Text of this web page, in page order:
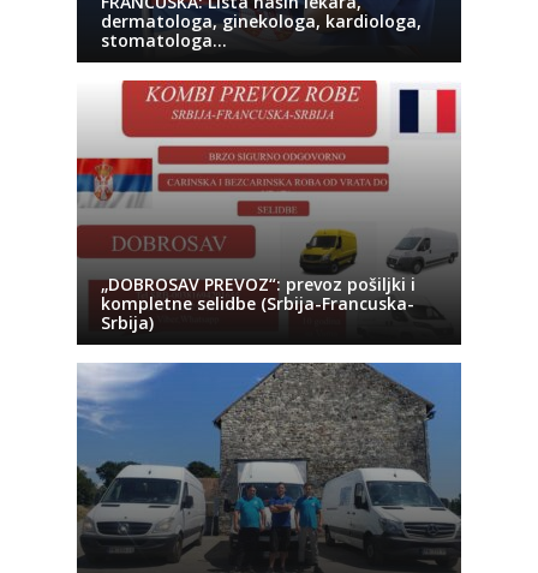
dermatologa, ginekologa, kardiologa,
stomatologa…
„DOBROSAV PREVOZ“: prevoz pošiljki i
kompletne selidbe (Srbija-Francuska-
Srbija)